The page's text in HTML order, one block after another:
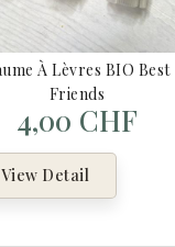
À Lèvres BIO Best
Friends
4,00 CHF
View Detail